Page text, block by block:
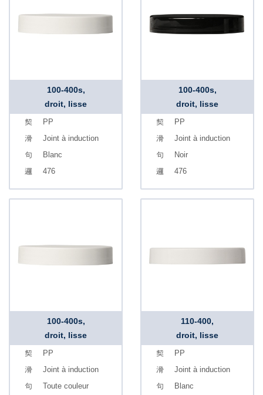
100-400s,
droit, lisse
PP
Joint à induction
Blanc
476
100-400s,
droit, lisse
PP
Joint à induction
Noir
476
100-400s,
droit, lisse
PP
Joint à induction
Toute couleur
110-400,
droit, lisse
PP
Joint à induction
Blanc